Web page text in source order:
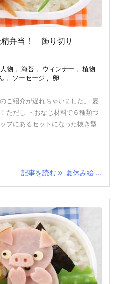
弁当！ 飾り切り
人物 , 海苔 , ウィンナー , 植物
, ソーセージ , 卵
ご紹介が遅れちゃいました。 夏
ただし ・おなじ材料で６種類つ
プにあるセットになった抜き型
記事を読む 夏休み絵 ...